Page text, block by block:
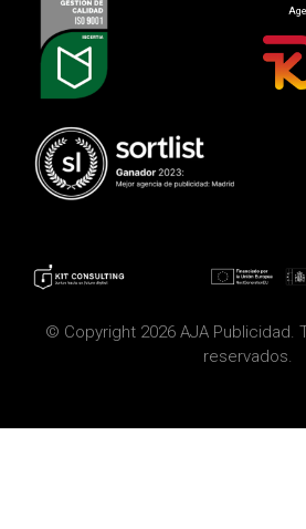
© Copyright 2026 AJA Publicidad.
reservados.